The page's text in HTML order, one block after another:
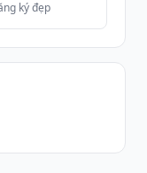
ký đẹp